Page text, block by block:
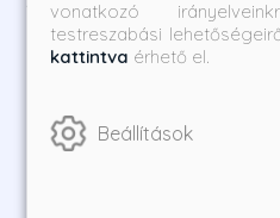
vonatkozó
testreszabási
kattintva érhető el.
Beállítások